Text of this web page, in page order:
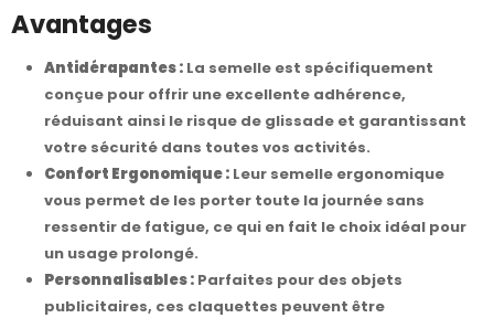
Avantages
Antidérapantes : La semelle est spécifiquement
conçue pour offrir une excellente adhérence,
réduisant ainsi le risque de glissade et garantissant
votre sécurité dans toutes vos activités.
Confort Ergonomique : Leur semelle ergonomique
vous permet de les porter toute la journée sans
ressentir de fatigue, ce qui en fait le choix idéal pour
un usage prolongé.
Personnalisables : Parfaites pour des objets
publicitaires, ces claquettes peuvent être